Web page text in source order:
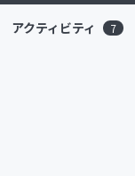
アクティビティ 7